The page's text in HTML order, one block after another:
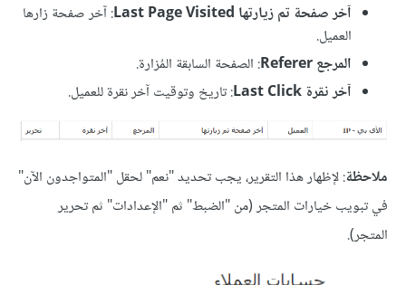
آخر صفحة تم زيارتها Last Page Visited
: آخر صفحة زارها
العميل.
المرجع Referer
: الصفحة السابقة المُزارة.
آخر نقرة Last Click
: تاريخ وتوقيت آخر نقرة للعميل.
ملاحظة: لإظهار هذا التقرير، يجب تحديد "نعم" لحقل "المتواجدون الآن"
في تبويب خيارات المتجر (من "الضبط" ثم "الإعدادات" ثم تحرير
المتجر).